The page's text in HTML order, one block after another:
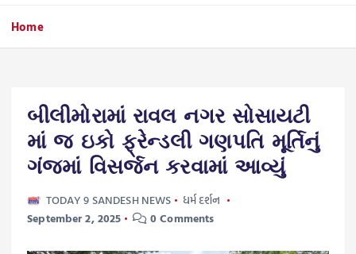
Home
બીલીમોરામાં રાવલ નગર સોસાયટી
માં જ ઇકો ફ્રેન્ડલી ગણપતિ મૂર્તિનું
ગંજમાં વિસર્જન કરવામાં આવ્યું
TODAY 9 SANDESH NEWS
ધર્મ દર્શન
September 2, 2025
0 Comments